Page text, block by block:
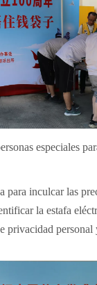
especiales
inculcar las
la estafa
privacidad